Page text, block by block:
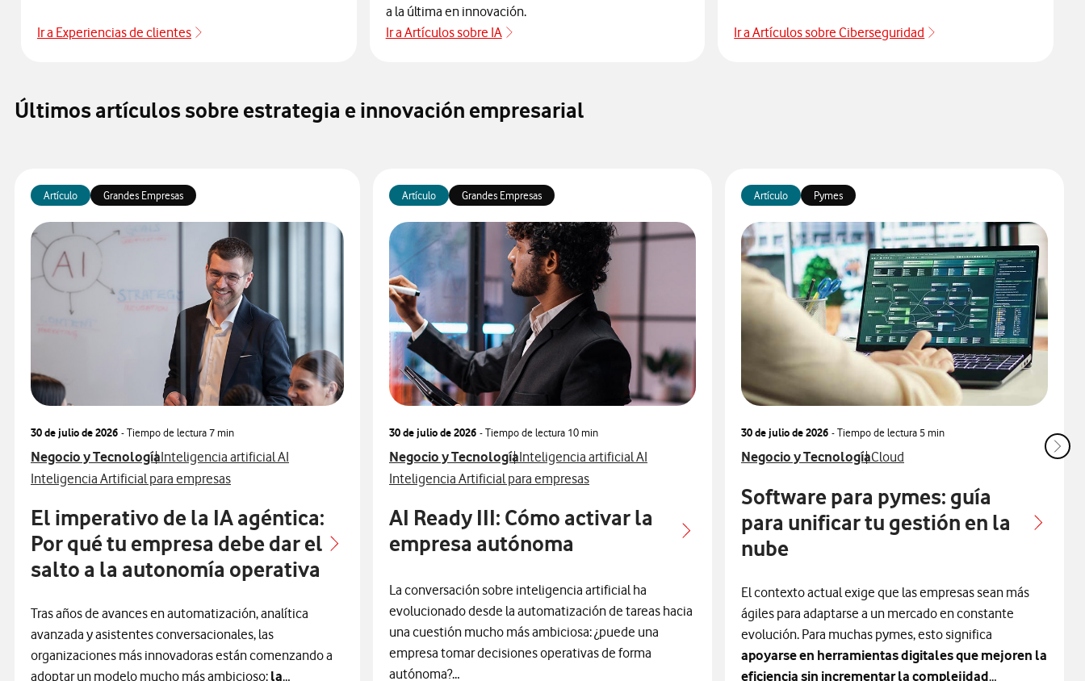
Ir a Experiencias de clientes
a la última en innovación.
Ir a Artículos sobre IA
Ir a Artículos sobre Ciberseguridad
Últimos artículos sobre estrategia e innovación empresarial
Artículo Grandes Empresas
30 de julio de 2026 - Tiempo de lectura7 min
Ver más articulos relacionados con
Negocio y TecnologíaVer más artículos con
Inteligencia artificial AI
Ver más artículos con
Inteligencia Artificial para empresas
El imperativo de la IA agéntica:
Por qué tu empresa debe dar el
salto a la autonomía operativa
Tras años de avances en automatización, analítica
avanzada y asistentes conversacionales, las
organizaciones más innovadoras están comenzando a
adoptar un modelo mucho más ambicioso: la
Artículo Grandes Empresas
30 de julio de 2026 - Tiempo de lectura 10 min
Ver más articulos relacionados con
Negocio y TecnologíaVer más artículos con
Inteligencia artificial AI
Ver más artículos con
Inteligencia Artificial para empresas
AI Ready III: Cómo activar la
empresa autónoma
La conversación sobre inteligencia artificial ha
evolucionado desde la automatización de tareas hacia
una cuestión mucho más ambiciosa: ¿puede una
empresa tomar decisiones operativas de forma
autónoma?
Artículo Pymes
30 de julio de 2026 - Tiempo de lectura5 min
Ver más articulos relacionados con
Negocio y TecnologíaVer más artículos con
Cloud
Software para pymes: guía
para unificar tu gestión en la
nube
El contexto actual exige que las empresas sean más
ágiles para adaptarse a un mercado en constante
evolución. Para muchas pymes, esto significa
apoyarse en herramientas digitales que mejoren la
eficiencia sin incrementar la complejidad